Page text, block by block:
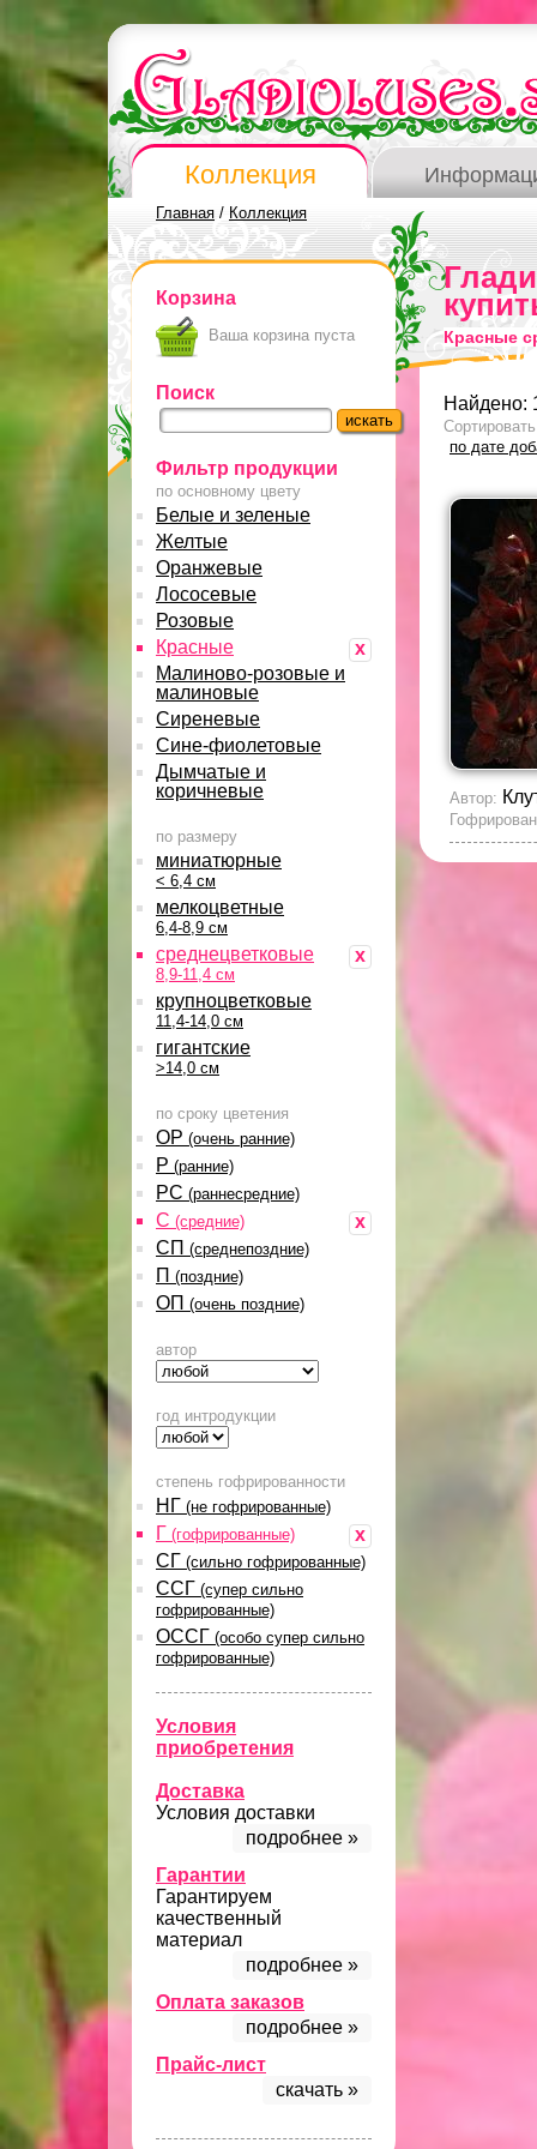
Коллекция
Главная / Коллекция
Корзина
Ваша корзина пуста
Поиск
Фильтр продукции
по основному цвету
Белые и зеленые
Желтые
Оранжевые
Лососевые
Розовые
x
Красные
Малиново-розовые и
малиновые
Сиреневые
Сине-фиолетовые
Дымчатые и
коричневые
по размеру
миниатюрные
< 6,4 см
мелкоцветные
6,4-8,9 см
x
среднецветковые
8,9-11,4 см
крупноцветковые
11,4-14,0 см
гигантские
>14,0 см
по сроку цветения
ОР (очень ранние)
Р (ранние)
РС (раннесредние)
x
С (средние)
СП (среднепоздние)
П (поздние)
ОП (очень поздние)
автор
год интродукции
степень гофрированности
НГ (не гофрированные)
x
Г (гофрированные)
СГ (сильно гофрированные)
ССГ (супер сильно
гофрированные)
ОССГ (особо супер сильно
гофрированные)
Условия
приобретения
Доставка
Условия доставки
подробнее »
Гарантии
Гарантируем
качественный
материал
подробнее »
Оплата заказов
подробнее »
Прайс-лист
скачать »
Красные
Найдено:
по дате
Автор: